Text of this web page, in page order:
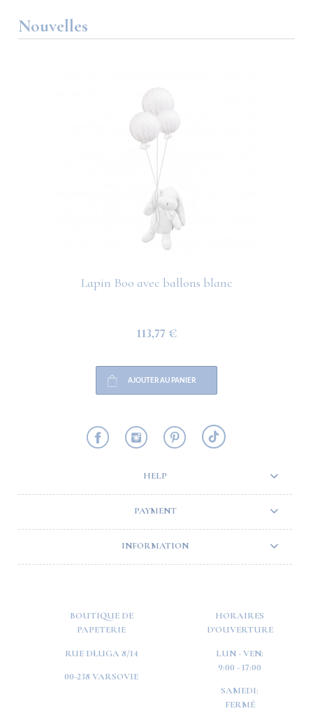
Nouvelles
Lapin Boo avec ballons blanc
113,77 €
AJOUTER AU PANIER
HELP
PAYMENT
INFORMATION
BOUTIQUE DE
PAPETERIE
RUE DŁUGA 8/14
00-238 VARSOVIE
HORAIRES
D'OUVERTURE
LUN - VEN:
9:00 - 17:00
SAMEDI:
FERMÉ